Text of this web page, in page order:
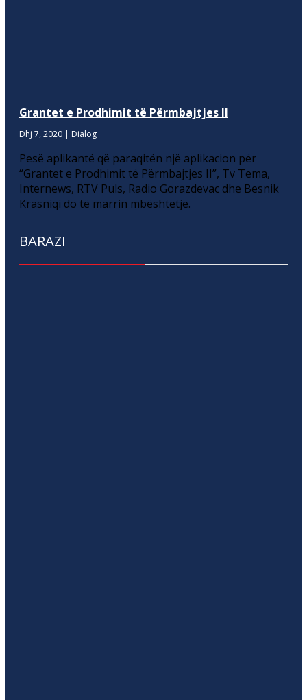
Grantet e Prodhimit të Përmbajtjes II
Dhj 7, 2020 | Dialog
Pesë aplikantë që paraqitën një aplikacion për
“Grantet e Prodhimit të Përmbajtjes II”, Tv Tema,
Internews, RTV Puls, Radio Gorazdevac dhe Besnik
Krasniqi do të marrin mbështetje.
BARAZI